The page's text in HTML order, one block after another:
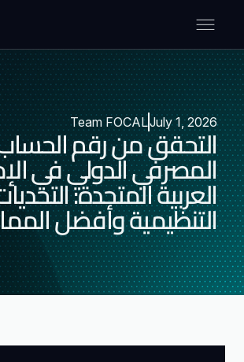
Team FOCALJuly 1, 2026
التحقق من رقم
المصرفي الدولي في
العربية المتحدة:
التنظيمية وأفضل